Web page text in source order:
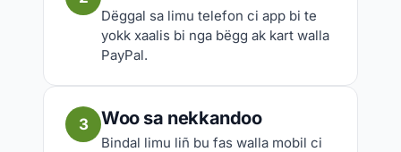
Dëggal sa limu telefon ci app bi te
yokk xaalis bi nga bëgg ak kart walla
PayPal.
3 Woo sa nekkandoo
Bindal limu liñ bu fas walla mobil ci